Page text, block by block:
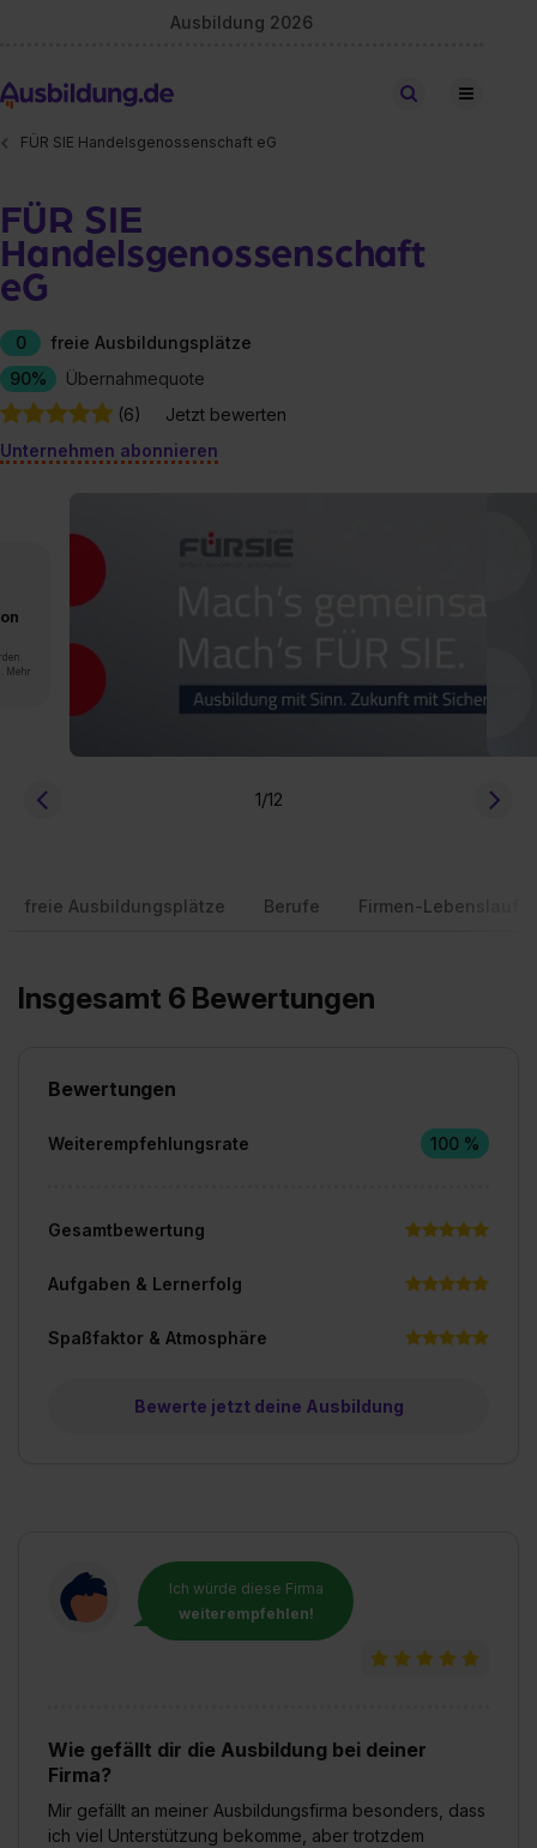
Ausbildung 2026
Stellen finden
FÜR SIE Handelsgenossenschaft eG
FÜR SIE
Handelsgenossenschaft
eG
0
freie Ausbildungsplätze
90%
Übernahmequote
(6)
Jetzt bewerten
Unternehmen abonnieren
Mehr
1/12
freie Ausbildungsplätze Berufe Firmen-Lebenslauf
Insgesamt 6 Bewertungen
Ich würde diese Firma
weiterempfehlen!
Wie gefällt dir die Ausbildung bei deiner
Firma?
Mir gefällt an meiner Ausbildungsfirma besonders, dass
ich viel Unterstützung bekomme, aber trotzdem
Bewertungen
Weiterempfehlungsrate 100 %
Gesamtbewertung
Aufgaben & Lernerfolg
Spaßfaktor & Atmosphäre
Bewerte jetzt deine Ausbildung